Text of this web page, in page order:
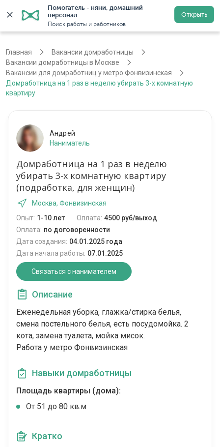
Помогатель - няни, домашний
персонал
Поиск работы и работников
Открыть
Регистрация
Главная
Вакансии домработницы
Вакансии домработницы в Москве
Вакансии для домработниц у метро Фонвизинская
Домработница на 1 раз в неделю убирать 3-х комнатную
квартиру
Андрей
Наниматель
Домработница на 1 раз в неделю
убирать 3-х комнатную квартиру
(подработка, для женщин)
Москва, Фонвизинская
Опыт: 1-10 лет Оплата: 4500 руб/выход
Оплата: по договоренности
Дата создания: 04.01.2025 года
Дата начала работы: 07.01.2025
Связаться с нанимателем
Описание
Еженедельная уборка, глажка/стирка белья,
смена постельного белья, есть посудомойка. 2
кота, замена туалета, мойка мисок.
Работа у метро Фонвизинская
Навыки домработницы
Площадь квартиры (дома):
От 51 до 80 кв.м
Кратко